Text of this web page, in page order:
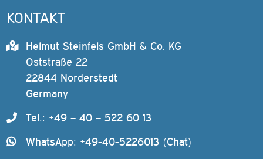
KONTAKT
Helmut Steinfels GmbH & Co. KG
Oststraße 22
22844 Norderstedt
Germany
Tel.: +49 – 40 – 522 60 13
WhatsApp: +49-40-5226013 (Chat)